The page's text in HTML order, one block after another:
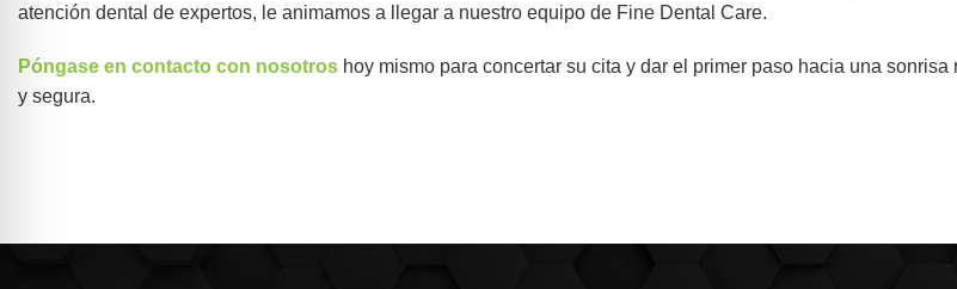
atención dental de expertos, le animamos a llegar a nuestro equipo de Fine Dental Care.
Póngase en contacto con nosotros hoy mismo para concertar su cita y dar el primer paso hacia una sonrisa
y segura.